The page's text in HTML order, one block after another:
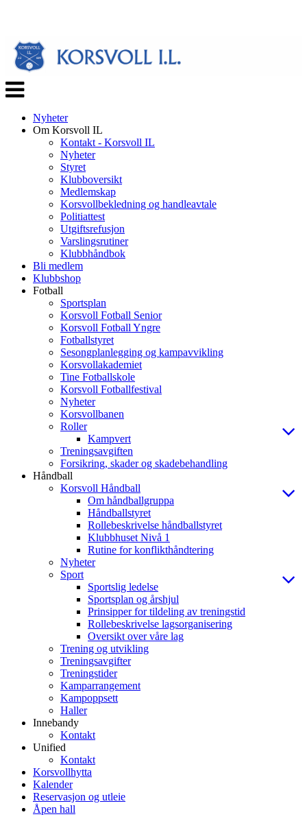
Veksle
navigasjon
Nyheter
Om Korsvoll IL
Kontakt - Korsvoll IL
Nyheter
Styret
Klubboversikt
Medlemskap
Korsvollbekledning og handleavtale
Politiattest
Utgiftsrefusjon
Varslingsrutiner
Klubbhåndbok
Bli medlem
Klubbshop
Fotball
Sportsplan
Korsvoll Fotball Senior
Korsvoll Fotball Yngre
Fotballstyret
Sesongplanlegging og kampavvikling
Korsvollakademiet
Tine Fotballskole
Korsvoll Fotballfestival
Nyheter
Korsvollbanen
Roller
Kampvert
Treningsavgiften
Forsikring, skader og skadebehandling
Håndball
Korsvoll Håndball
Om håndballgruppa
Håndballstyret
Rollebeskrivelse håndballstyret
Klubbhuset Nivå 1
Rutine for konflikthåndtering
Nyheter
Sport
Sportslig ledelse
Sportsplan og årshjul
Prinsipper for tildeling av treningstid
Rollebeskrivelse lagsorganisering
Oversikt over våre lag
Trening og utvikling
Treningsavgifter
Treningstider
Kamparrangement
Kampoppsett
Haller
Innebandy
Kontakt
Unified
Kontakt
Korsvollhytta
Kalender
Reservasjon og utleie
Åpen hall